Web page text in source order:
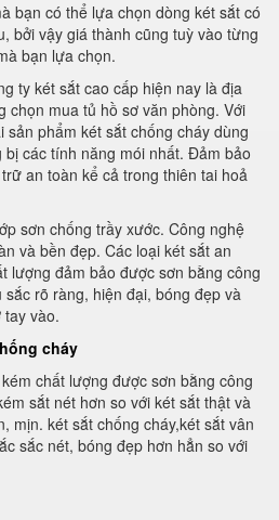
bạn có thể lựa chọn dòng két sắt có
bởi vậy giá thành cũng tuỳ vào từng
bạn lựa chọn.
ty két sắt cao cấp hiện nay là địa
chọn mua tủ hồ sơ văn phòng. Với
phẩm két sắt chống cháy dùng
các tính năng mói nhất. Đảm bảo
an toàn kể cả trong thiên tai hoả
sơn chống trầy xước. Công nghệ
và bền đẹp. Các loại két sắt an
lượng đảm bảo được sơn bằng công
rõ ràng, hiện đại, bóng đẹp và
tay vào.
cháy
chất lượng được sơn bằng công
sắt nét hơn so với két sắt thật và
mịn. két sắt chống cháy,két sắt vân
sắc nét, bóng đẹp hơn hẳn so với